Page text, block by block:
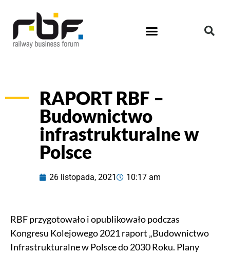
RAPORT RBF –
Budownictwo
infrastrukturalne w
Polsce
26 listopada, 2021 10:17 am
RBF przygotowało i opublikowało podczas
Kongresu Kolejowego 2021 raport „Budownictwo
Infrastrukturalne w Polsce do 2030 Roku. Plany